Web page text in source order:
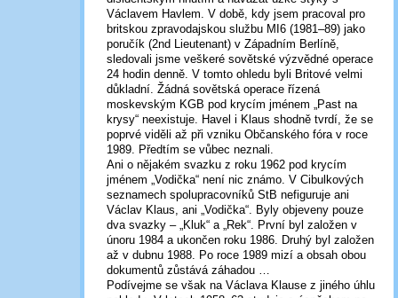
Václavem Havlem. V době, kdy jsem pracoval pro
britskou zpravodajskou službu MI6 (1981–89) jako
poručík (2nd Lieutenant) v Západním Berlíně,
sledovali jsme veškeré sovětské výzvědné operace
24 hodin denně. V tomto ohledu byli Britové velmi
důkladní. Žádná sovětská operace řízená
moskevským KGB pod krycím jménem „Past na
krysy“ neexistuje. Havel i Klaus shodně tvrdí, že se
poprvé viděli až při vzniku Občanského fóra v roce
1989. Předtím se vůbec neznali.
Ani o nějakém svazku z roku 1962 pod krycím
jménem „Vodička“ není nic známo. V Cibulkových
seznamech spolupracovníků StB nefiguruje ani
Václav Klaus, ani „Vodička“. Byly objeveny pouze
dva svazky – „Kluk“ a „Rek“. První byl založen v
únoru 1984 a ukončen roku 1986. Druhý byl založen
až v dubnu 1988. Po roce 1989 mizí a obsah obou
dokumentů zůstává záhadou …
Podívejme se však na Václava Klause z jiného úhlu